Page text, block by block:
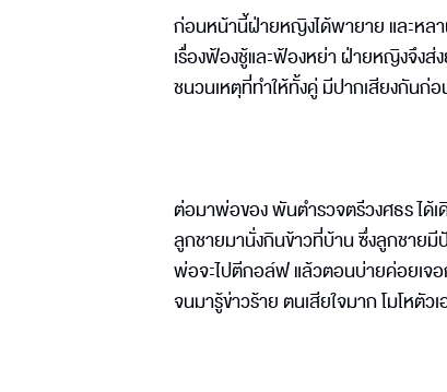
ก่อนหน้านี้ฝ่ายหญิงได้พายาย และหล
เรื่องฟ้องชู้และฟ้องหย่า ฝ่ายหญิงจึงส่
ชนวนเหตุที่ทำให้ทั้งคู่ มีปากเสียงกันก่
ต่อมาพ่อของ พันตำรวจตรีวงศธร ได้
ลูกชายมานั่งกินข้าวที่บ้าน ซึ่งลูกชาย
พ่อจะไปตีกอล์ฟ แล้วตอนบ่ายค่อยเจอ
จนมารู้ข่าวร้าย ตนเสียใจมาก โมโหตั